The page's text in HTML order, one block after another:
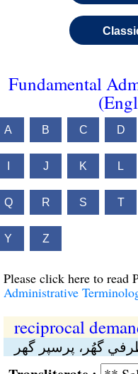
Fundamental
A B C D
J K L
Q R S T
Y Z
Please click here to read
Administrative
reciprocal
گهُر، پرسپر گهر